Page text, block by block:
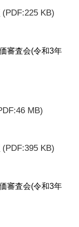
(PDF:225 KB)
審査会(令和3年
MB)
(PDF:395 KB)
審査会(令和3年